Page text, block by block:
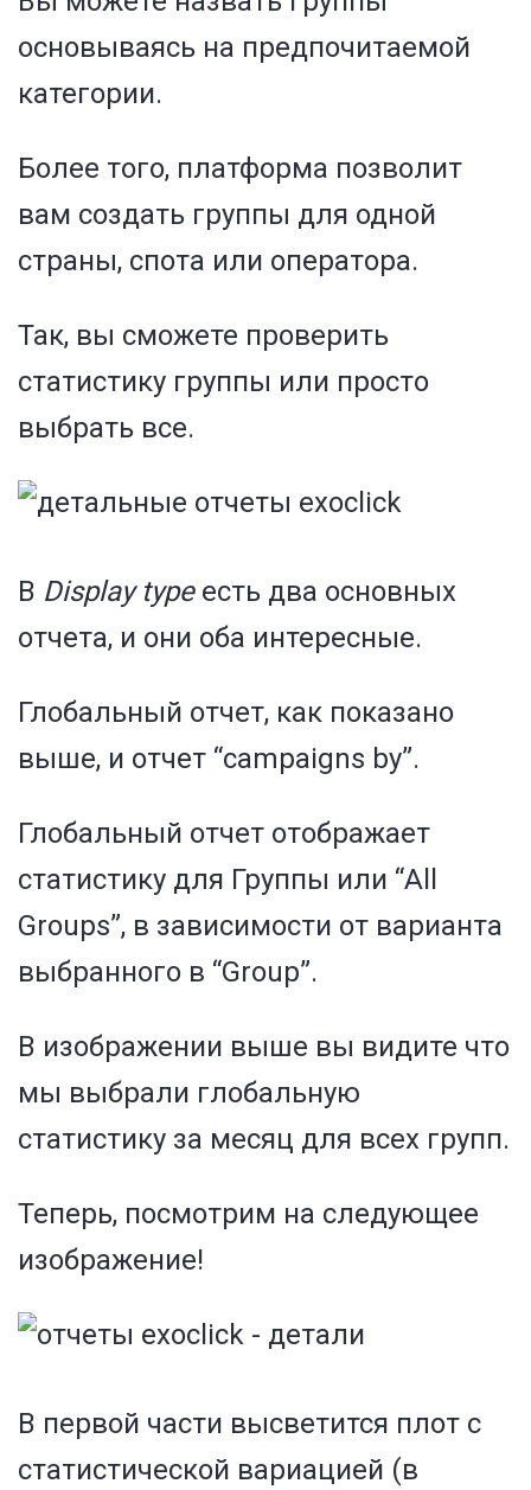
основываясь на предпочитаемой
категории.
Более того, платформа позволит
вам создать группы для одной
страны, спота или оператора.
Так, вы сможете проверить
статистику группы или просто
выбрать все.
В Display typeесть два основных
отчета, и они оба интересные.
Глобальный отчет, как показано
выше, и отчет “campaigns by”.
Глобальный отчет отображает
статистику для Группы или “All
Groups”, в зависимости от варианта
выбранного в “Group”.
В изображении выше вы видите что
мы выбрали глобальную
статистику за месяц для всех групп.
Теперь, посмотрим на следующее
изображение!
В первой части высветится плот с
статистической вариацией (в